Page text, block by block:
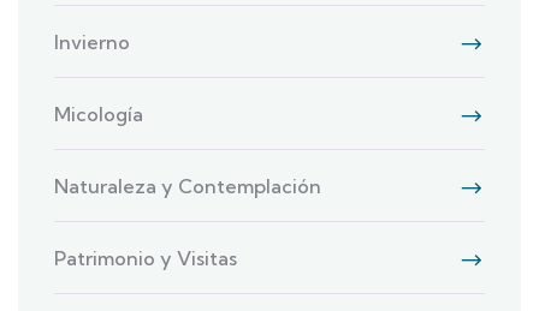
Invierno
Micología
Naturaleza y Contemplación
Patrimonio y Visitas